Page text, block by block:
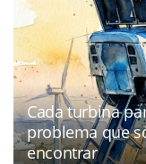
Cada turbina
problema que
encontrar